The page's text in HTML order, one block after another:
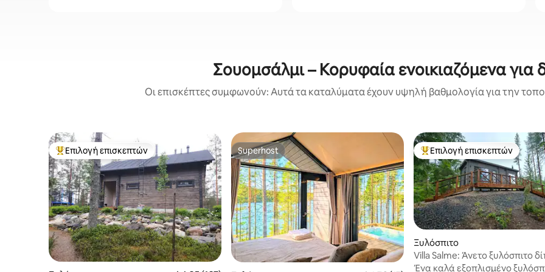
Σουομσάλμι – Κορυφαία ενοικιαζόμενα για
Οι επισκέπτες συμφωνούν: Αυτά τα καταλύματα έχουν υψηλή βαθμολογία για την
Κορυφαία επιλογή επισκεπτών
Επιλογή επισκεπτών Superhost
Superhost Κορυφαία επιλογή επισκεπτών
Επιλογή επισκεπτών
Ξυλόσπιτο
Villa Salme: Άνετο ξυλόσπιτο
λίμνη + ιδιωτική παραλία
Ένα καλά εξοπλισμένο